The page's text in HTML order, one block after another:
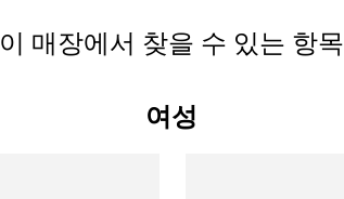
이 매장에서 찾을 수 있는 항목
여성